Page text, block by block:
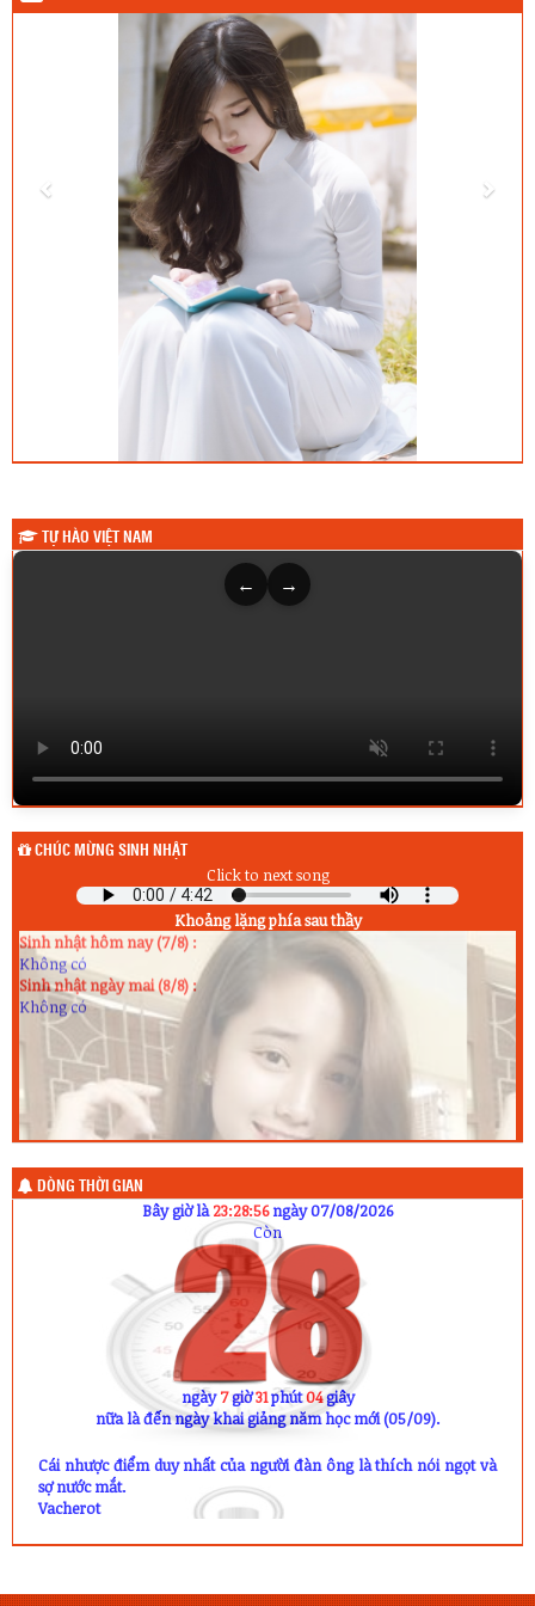
TỰ HÀO VIỆT NAM
← →
CHÚC MỪNG SINH NHẬT
Click to next song
Khoảng lặng phía sau thầy
Sinh nhật hôm qua (6/8) :
Không có
Sinh nhật hôm nay (7/8) :
Không có
Sinh nhật ngày mai (8/8) :
Không có
DÒNG THỜI GIAN
Bây giờ là23:28:56ngày 07/08/2026
Còn
ngày7giờ31phút04giây
nữa là đến ngày khai giảng năm học mới (05/09).
Cái nhược điểm duy nhất của người đàn ông là thích nói ngọt và
sợ nước mắt.
Vacherot